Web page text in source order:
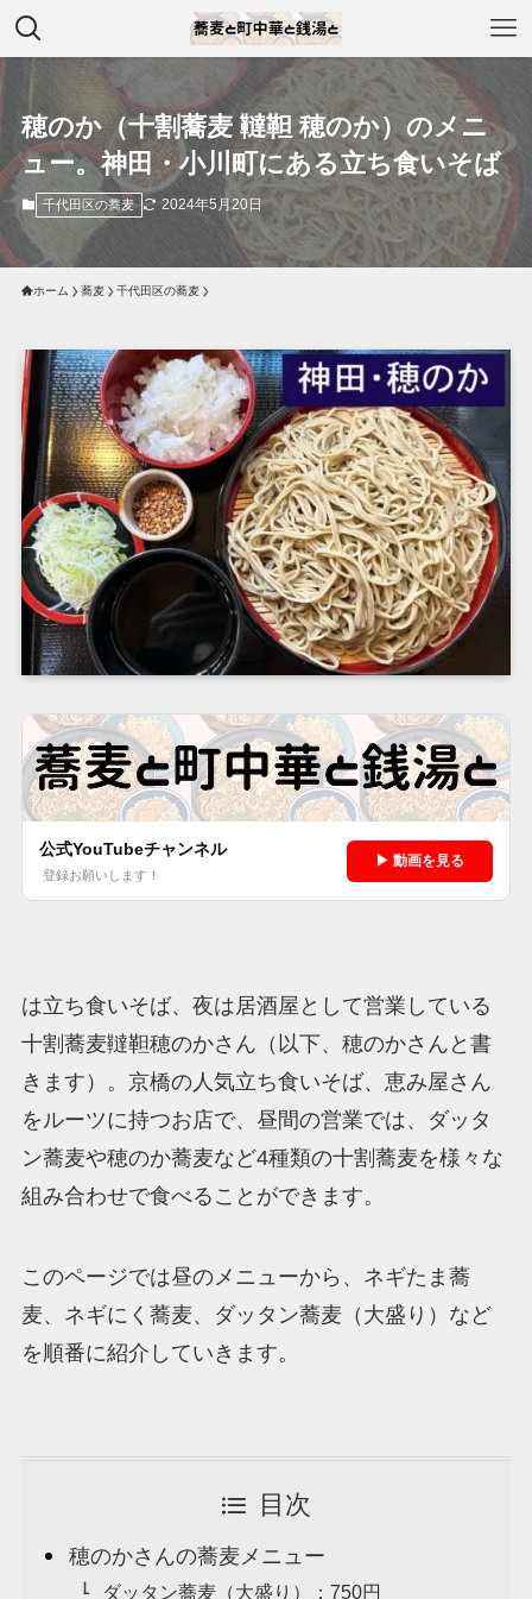
穂のか（十割蕎麦 韃靼 穂のか）のメニ
ュー。神田・小川町にある立ち食いそば
千代田区の蕎麦 2024年5月20日
ホーム 蕎麦 千代田区の蕎麦
公式YouTubeチャンネル
登録お願いします！
▶ 動画を見る
は立ち食いそば、夜は居酒屋として営業している
十割蕎麦韃靼穂のかさん（以下、穂のかさんと書
きます）。京橋の人気立ち食いそば、恵み屋さん
をルーツに持つお店で、昼間の営業では、ダッタ
ン蕎麦や穂のか蕎麦など4種類の十割蕎麦を様々な
組み合わせで食べることができます。
このページでは昼のメニューから、ネギたま蕎
麦、ネギにく蕎麦、ダッタン蕎麦（大盛り）など
を順番に紹介していきます。
目次
穂のかさんの蕎麦メニュー
ダッタン蕎麦（大盛り）：750円